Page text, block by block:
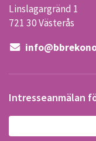
Linslagargränd 1
721 30 Västerås
Intresseanmälan